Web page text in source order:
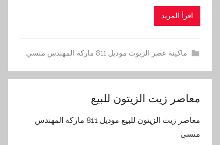
اقرأ المزيد
ماكينة عصر الزيوت موديل 811 ماركة المهندس منسي
معاصر زيت الزيتون للبيع
معاصر زيت الزيتون للبيع موديل 811 ماركة المهندس
منسى